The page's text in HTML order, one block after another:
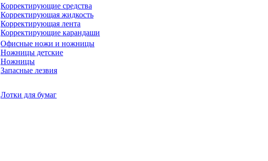
Корректирующие средства
Корректирующая жидкость
Корректирующая лента
Корректирующие карандаши
Офисные ножи и ножницы
Ножницы детские
Ножницы
Запасные лезвия
Лотки для бумаг